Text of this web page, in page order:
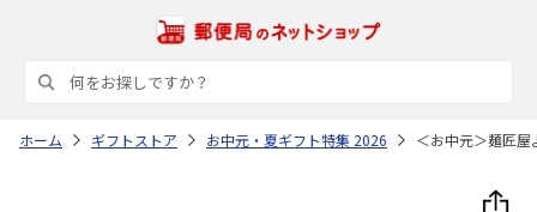
ホーム ギフトストア お中元・夏ギフト特集 2026 ＜お中元＞麺匠